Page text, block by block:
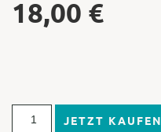
18,00 €
JETZT KAUFEN